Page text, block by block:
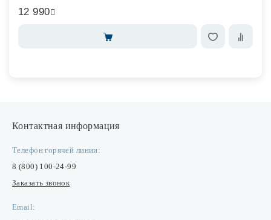
12 990
Контактная информация
Телефон горячей линии:
8 (800) 100-24-99
Заказать звонок
Email: